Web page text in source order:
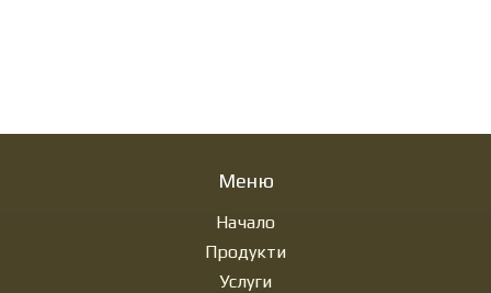
Меню
Начало
Продукти
Услуги